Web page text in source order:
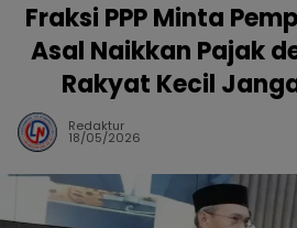
Fraksi PPP Minta
Asal Naikkan Pajak
Rakyat Kecil
Redaktur
18/05/2026